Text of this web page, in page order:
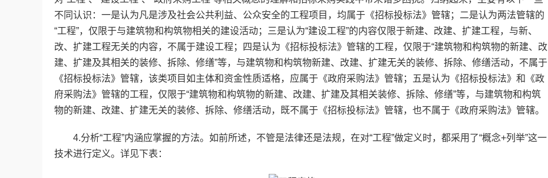
不同认识：一是认为凡是涉及社会公共利益、公众安全的工程项目，均属于《招标投标法》管辖；二是认为两法管辖的
“工程”，仅限于与建筑物和构筑物相关的建设活动；三是认为“建设工程”的内容仅限于新建、改建、扩建工程，与新、
改、扩建工程无关的内容，不属于建设工程；四是认为《招标投标法》管辖的工程，仅限于“建筑物和构筑物的新建、改
建、扩建及其相关的装修、拆除、修缮”等，与建筑物和构筑物新建、改建、扩建无关的装修、拆除、修缮活动，不属于
《招标投标法》管辖，该类项目如主体和资金性质适格，应属于《政府采购法》管辖；五是认为《招标投标法》和《政
府采购法》管辖的工程，仅限于“建筑物和构筑物的新建、改建、扩建及其相关装修、拆除、修缮”等，与建筑物和构筑
物的新建、改建、扩建无关的装修、拆除、修缮活动，既不属于《招标投标法》管辖，也不属于《政府采购法》管辖。
4.分析“工程”内涵应掌握的方法。如前所述，不管是法律还是法规，在对“工程”做定义时，都采用了“概念+列举”这一
技术进行定义。详见下表：